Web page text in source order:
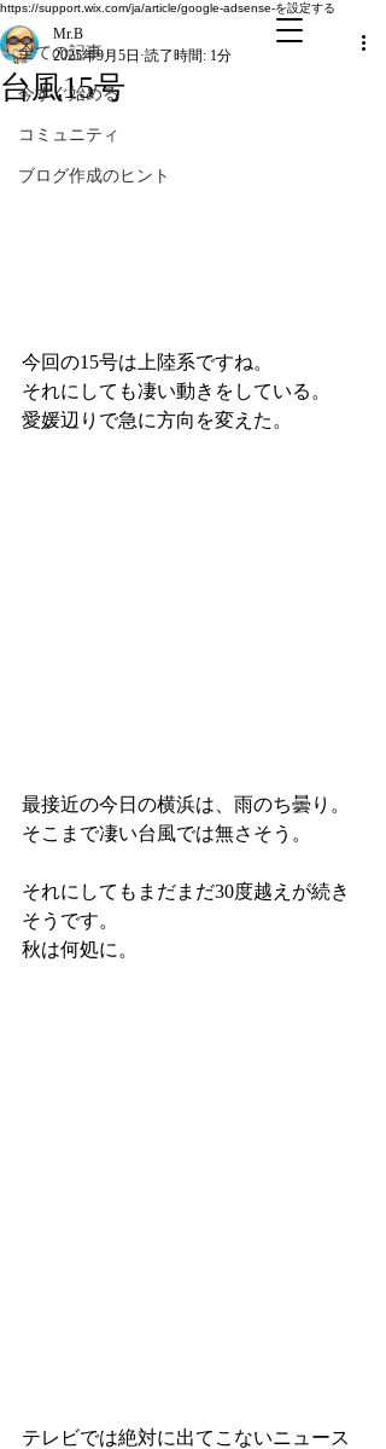
https://support.wix.com/ja/article/google-adsense-を設定する
全ての記事
今すぐ始める
コミュニティ
ブログ作成のヒント
台風15号
Mr.B
2025年9月5日 読了時間: 1分
今回の15号は上陸系ですね。
それにしても凄い動きをしている。
愛媛辺りで急に方向を変えた。
最接近の今日の横浜は、雨のち曇り。
そこまで凄い台風では無さそう。
それにしてもまだまだ30度越えが続き
そうです。
秋は何処に。
テレビでは絶対に出てこないニュース